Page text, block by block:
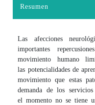
Resumen
Las afecciones
importantes
movimiento humano
las potencialidades de
movimiento que estas
demanda de los
el momento no se tiene